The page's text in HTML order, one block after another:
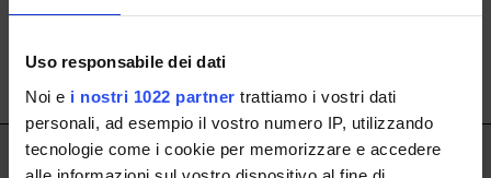
Uso responsabile dei dati
Noi e i nostri 1022 partner trattiamo i vostri dati
personali, ad esempio il vostro numero IP, utilizzando
tecnologie come i cookie per memorizzare e accedere
customerservice@illaccio.it
IL LACCIO